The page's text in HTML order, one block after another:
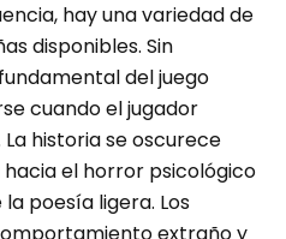
hay una variedad de
disponibles. Sin
del juego
cuando el jugador
historia se oscurece
el horror psicológico
poesía ligera. Los